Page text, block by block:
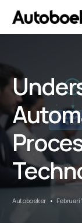
Autoboeker Februari
AI